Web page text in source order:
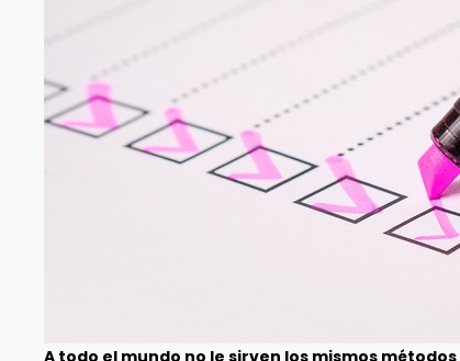
A todo el mundo no le sirven los mismos métodos